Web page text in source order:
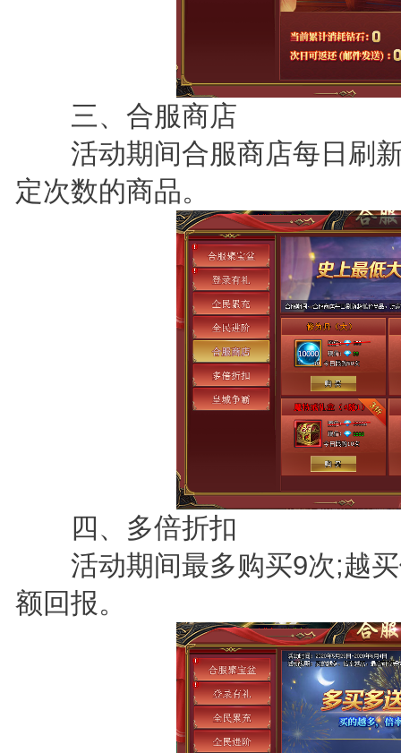
三、合服商店
活动期间合服商店每日刷新
定次数的商品。
四、多倍折扣
活动期间最多购买9次;越买
额回报。